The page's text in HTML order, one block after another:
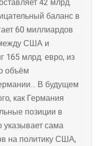
баланс в
60 миллиардов
США и
165 млрд. евро, из
объём
В будущем
как Германия
позиции в
указывает сама
на политику США,